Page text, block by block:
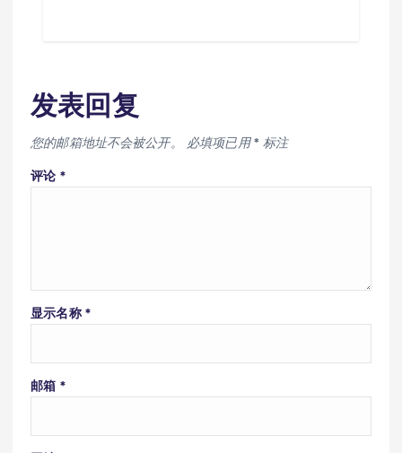
发表回复
您的邮箱地址不会被公开。 必填项已用* 标注
评论 *
显示名称 *
邮箱 *